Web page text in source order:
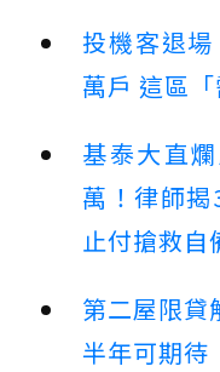
投機客退
萬戶 這區
基泰大直
萬！律師
止付搶救自
第二屋限貸
半年可期待